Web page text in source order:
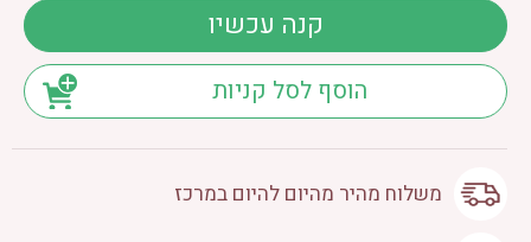
קנה עכשיו
הוסף לסל קניות
משלוח מהיר מהיום להיום במרכז